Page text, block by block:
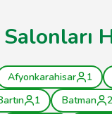
Afyonkarahisar 1
1 Batman 2